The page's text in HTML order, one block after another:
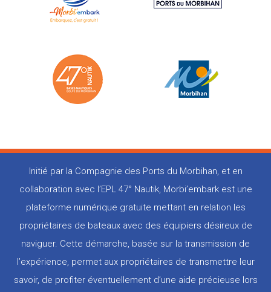
Initié par la Compagnie des Ports du Morbihan, et en
collaboration avec l’EPL 47° Nautik, Morbi’embark est une
plateforme numérique gratuite mettant en relation les
propriétaires de bateaux avec des équipiers désireux de
naviguer. Cette démarche, basée sur la transmission de
l’expérience, permet aux propriétaires de transmettre leur
savoir, de profiter éventuellement d’une aide précieuse lors